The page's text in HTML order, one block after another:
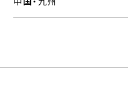
中国・九州